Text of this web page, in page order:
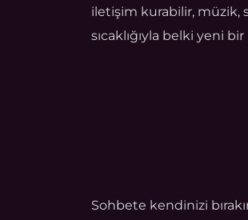
iletişim kurabilir, müzik,
sıcaklığıyla belki yeni
Sohbete kendinizi